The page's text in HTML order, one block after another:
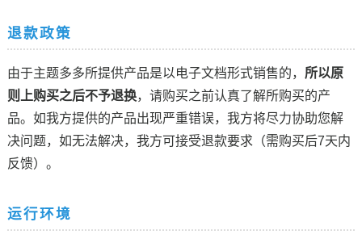
退款政策
由于主题多多所提供产品是以电子文档形式销售的， 所以原
则上购买之后不予退换，请购买之前认真了解所购买的产
品。如我方提供的产品出现严重错误，我方将尽力协助您解
决问题，如无法解决，我方可接受退款要求（需购买后7天内
反馈）。
运行环境